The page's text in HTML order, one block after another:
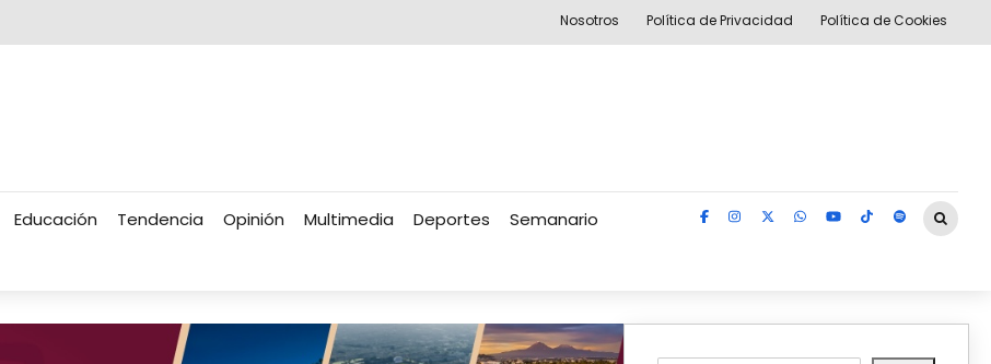
Nosotros Política de Privacidad Política de Cookies
Educación Tendencia Opinión Multimedia Deportes Semanario